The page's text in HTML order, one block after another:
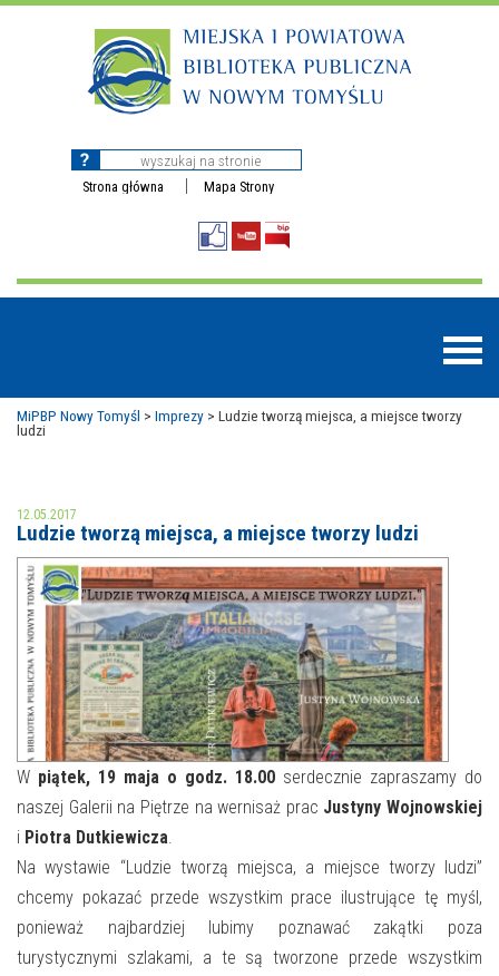
Strona główna Mapa Strony
MOJE KONTO
AKTUALNOŚCI
NAJBLIŻSZE WYDARZENIA
WYDARZENIA BIEŻĄCE
WYDARZYŁO SIĘ
NASZA OFERTA
STREFA WIEDZY O REGIONIE
STREFA KOLORU
FORMY STAŁE
NASZE FILIE
POLECANE STRONY
WYDARZENIA KULTURALNE
FOTO
MiPBP Nowy Tomyśl > Imprezy > Ludzie tworzą miejsca, a miejsce tworzy
ludzi
12.05.2017
Ludzie tworzą miejsca, a miejsce tworzy ludzi
W piątek, 19 maja o godz. 18.00 serdecznie zapraszamy do
naszej Galerii na Piętrze na wernisaż prac Justyny Wojnowskiej
i Piotra Dutkiewicza.
Na wystawie “Ludzie tworzą miejsca, a miejsce tworzy ludzi”
chcemy pokazać przede wszystkim prace ilustrujące tę myśl,
ponieważ najbardziej lubimy poznawać zakątki poza
turystycznymi szlakami, a te są tworzone przede wszystkim